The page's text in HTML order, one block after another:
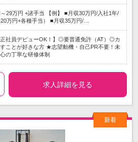
29万円 +諸手当 【例】 ■月収30万円/入社1年/
万円+各種手当） ■月収35万円/…
正社員デビューOK！】◎要普通免許（AT）◎カ
ことが好きな方 ★志望動機・自己PR不要！未
の丁寧な研修体制
求人詳細を見る